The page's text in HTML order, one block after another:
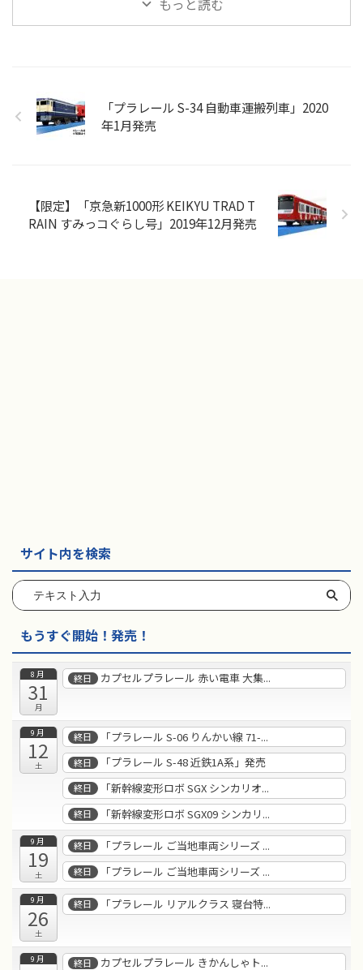
もっと読む
「プラレール S-34 自動車運搬列車」2020
年1月発売
【限定】「京急新1000形 KEIKYU TRAD T
RAIN すみっコぐらし号」2019年12月発売
サイト内を検索
もうすぐ開始！発売！
8月
31
月
終日 カプセルプラレール 赤い電車 大集...
9月
12
土
終日 「プラレール S-06 りんかい線 71-...
終日 「プラレール S-48 近鉄1A系」発売
終日 「新幹線変形ロボ SGX シンカリオ...
終日 「新幹線変形ロボ SGX09 シンカリ...
9月
19
土
終日 「プラレール ご当地車両シリーズ ...
終日 「プラレール ご当地車両シリーズ ...
9月
26
土
終日 「プラレール リアルクラス 寝台特...
9月 終日 カプセルプラレール きかんしゃト...